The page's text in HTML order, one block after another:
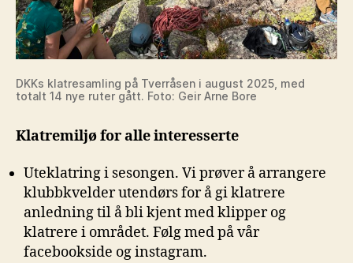
DKKs klatresamling på Tverråsen i august 2025, med
totalt 14 nye ruter gått. Foto: Geir Arne Bore
Klatremiljø for alle interesserte
Uteklatring i sesongen. Vi prøver å arrangere
klubbkvelder utendørs for å gi klatrere
anledning til å bli kjent med klipper og
klatrere i området. Følg med på vår
facebookside og instagram.